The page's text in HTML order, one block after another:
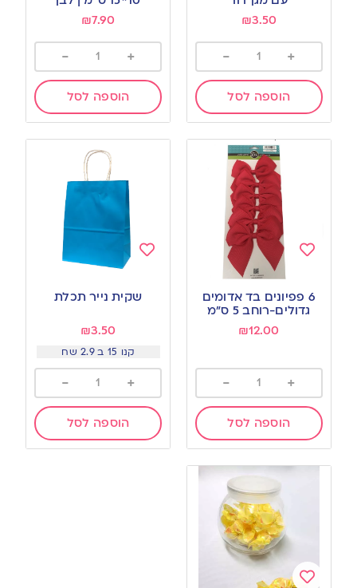
₪3.50
+
-
הוספה לסל
₪7.90
+
-
הוספה לסל
to
wishlist
6 פפיונים בד אדומים
גדולים-רוחב 5 ס”מ
₪12.00
+
-
הוספה לסל
to
wishlist
שקית נייר תכלת
₪3.50
קנו 15 ב 2.9 שח
+
-
הוספה לסל